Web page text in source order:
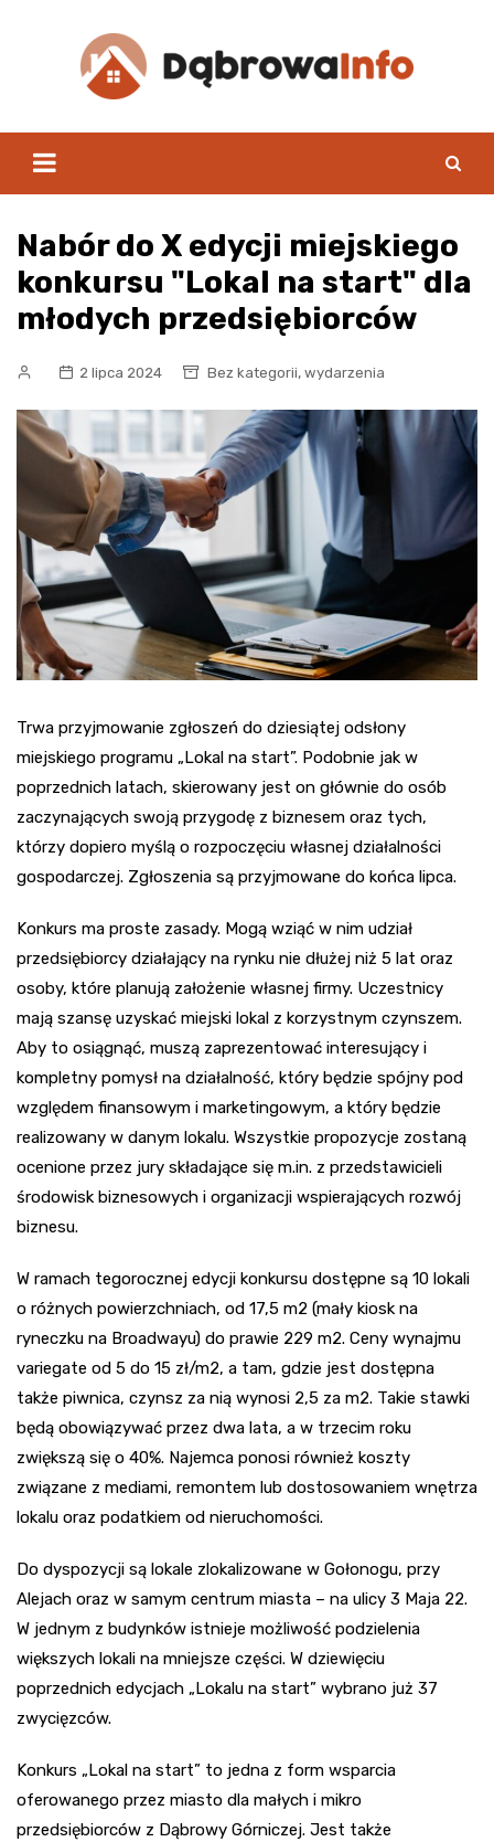
Nabór do X edycji miejskiego
konkursu "Lokal na start" dla
młodych przedsiębiorców
2 lipca 2024 Bez kategorii, wydarzenia
Trwa przyjmowanie zgłoszeń do dziesiątej odsłony
miejskiego programu „Lokal na start”. Podobnie jak w
poprzednich latach, skierowany jest on głównie do osób
zaczynających swoją przygodę z biznesem oraz tych,
którzy dopiero myślą o rozpoczęciu własnej działalności
gospodarczej. Zgłoszenia są przyjmowane do końca lipca.
Konkurs ma proste zasady. Mogą wziąć w nim udział
przedsiębiorcy działający na rynku nie dłużej niż 5 lat oraz
osoby, które planują założenie własnej firmy. Uczestnicy
mają szansę uzyskać miejski lokal z korzystnym czynszem.
Aby to osiągnąć, muszą zaprezentować interesujący i
kompletny pomysł na działalność, który będzie spójny pod
względem finansowym i marketingowym, a który będzie
realizowany w danym lokalu. Wszystkie propozycje zostaną
ocenione przez jury składające się m.in. z przedstawicieli
środowisk biznesowych i organizacji wspierających rozwój
biznesu.
W ramach tegorocznej edycji konkursu dostępne są 10 lokali
o różnych powierzchniach, od 17,5 m2 (mały kiosk na
ryneczku na Broadwayu) do prawie 229 m2. Ceny wynajmu
variegate od 5 do 15 zł/m2, a tam, gdzie jest dostępna
także piwnica, czynsz za nią wynosi 2,5 za m2. Takie stawki
będą obowiązywać przez dwa lata, a w trzecim roku
zwiększą się o 40%. Najemca ponosi również koszty
związane z mediami, remontem lub dostosowaniem wnętrza
lokalu oraz podatkiem od nieruchomości.
Do dyspozycji są lokale zlokalizowane w Gołonogu, przy
Alejach oraz w samym centrum miasta – na ulicy 3 Maja 22.
W jednym z budynków istnieje możliwość podzielenia
większych lokali na mniejsze części. W dziewięciu
poprzednich edycjach „Lokalu na start” wybrano już 37
zwycięzców.
Konkurs „Lokal na start” to jedna z form wsparcia
oferowanego przez miasto dla małych i mikro
przedsiębiorców z Dąbrowy Górniczej. Jest także